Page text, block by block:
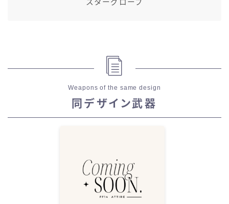
スターグローブ
Weapons of the same design
同デザイン武器